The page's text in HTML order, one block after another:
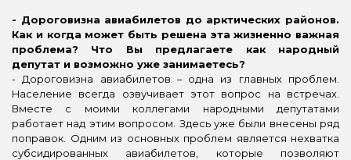
- Дороговизна авиабилетов до арктических районов.
Как и когда может быть решена эта жизненно важная
проблема? Что Вы предлагаете как народный
депутат и возможно уже занимаетесь?
- Дороговизна авиабилетов – одна из главных проблем.
Население всегда озвучивает этот вопрос на встречах.
Вместе с моими коллегами народными депутатами
работает над этим вопросом. Здесь уже были внесены ряд
поправок. Одним из основных проблем является нехватка
субсидированных авиабилетов, которые позволяют